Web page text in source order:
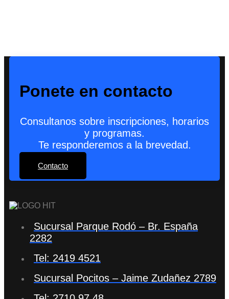
Ponete en contacto
Consultanos sobre inscripciones, horarios
y programas.
Te responderemos a la brevedad.
Contacto
Sucursal Parque Rodó – Br. España
2282
Tel: 2419 4521
Sucursal Pocitos – Jaime Zudañez 2789